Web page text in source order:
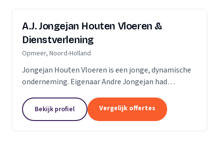
A.J. Jongejan Houten Vloeren &
Dienstverlening
Opmeer, Noord-Holland
Jongejan Houten Vloeren is een jonge, dynamische
onderneming. Eigenaar Andre Jongejan had
timmerbranche, toen hij in 2004 met zijn eigen
bedrijf van start ging....
Bekijk profiel Vergelijk offertes